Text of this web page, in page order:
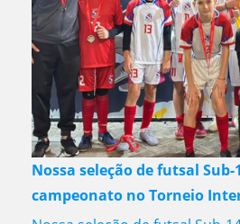
Nossa seleção de futsal
campeonato no Torneio